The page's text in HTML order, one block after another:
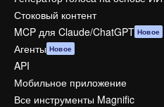
Стоковый контент
MCP для Claude/ChatGPT Новое
Агенты Новое
API
Мобильное приложение
Все инструменты Magnific